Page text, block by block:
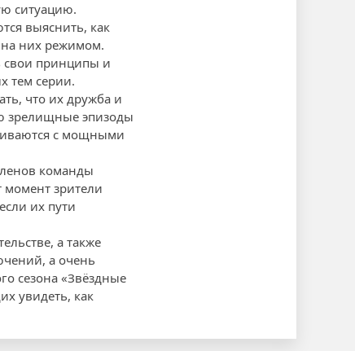
ситуацию.
выяснить, как
на них режимом.
свои принципы и
тем серии.
что их дружба и
зрелищные эпизоды
с мощными
команды
момент зрители
их пути
а также
а очень
сезона «Звёздные
увидеть, как